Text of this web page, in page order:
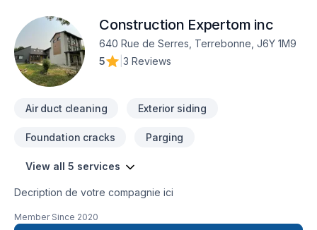
Construction Expertom inc
640 Rue de Serres, Terrebonne, J6Y 1M9
5
3 Reviews
Air duct cleaning Exterior siding
Foundation cracks Parging
View all 5 services
Decription de votre compagnie ici
Member Since 2020